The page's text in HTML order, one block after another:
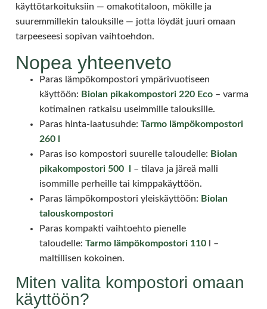
käyttötarkoituksiin — omakotitaloon, mökille ja
suuremmillekin talouksille — jotta löydät juuri omaan
tarpeeseesi sopivan vaihtoehdon.
Nopea yhteenveto
Paras lämpökompostori ympärivuotiseen
käyttöön: Biolan pikakompostori 220 Eco – varma
kotimainen ratkaisu useimmille talouksille.
Paras hinta-laatusuhde: Tarmo lämpökompostori
260 l
Paras iso kompostori suurelle taloudelle: Biolan
pikakompostori 500 l – tilava ja järeä malli
isommille perheille tai kimppakäyttöön.
Paras lämpökompostori yleiskäyttöön: Biolan
talouskompostori
Paras kompakti vaihtoehto pienelle
taloudelle: Tarmo lämpökompostori 110 l –
maltillisen kokoinen.
Miten valita kompostori omaan
käyttöön?